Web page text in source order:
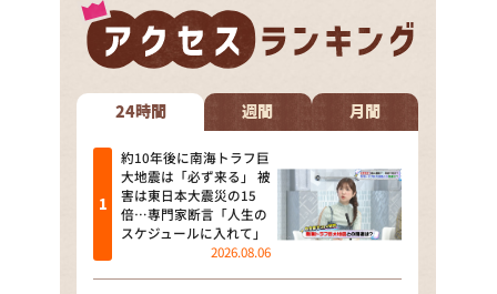
なるみ・岡村の過ぎるTV
相席食堂
これ余談なんですけど・・・
～人生密着トークバラエティ！
～ やすとものいたって真剣です
探偵！ナイトスクープ
24時間 週間 月間
約10年後に南海トラフ巨
大地震は「必ず来る」 被
害は東日本大震災の15
倍…専門家断言「人生の
スケジュールに入れて」
2026.08.06